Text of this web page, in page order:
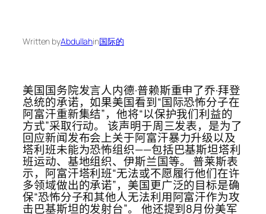
Written byAbdullahin国际的
美国国务院发言人内德·普赖斯重申了乔·拜登
总统的承诺，如果美国看到“国际恐怖分子在
阿富汗重新集结”，他将“以保护我们利益的
方式”采取行动。 该声明于周三发表，是为了
回应新闻发布会上关于阿富汗暴力升级以及
塔利班未能为恐怖组织——包括巴基斯坦塔利
班运动、基地组织、伊斯兰国等。 普莱斯表
示，阿富汗塔利班“无法或不愿履行他们在许
多领域做出的承诺”，美国更广泛的目标是确
保“恐怖分子和其他人无法利用阿富汗作为攻
击巴基斯坦的发射台”。 他还提到8月份美军